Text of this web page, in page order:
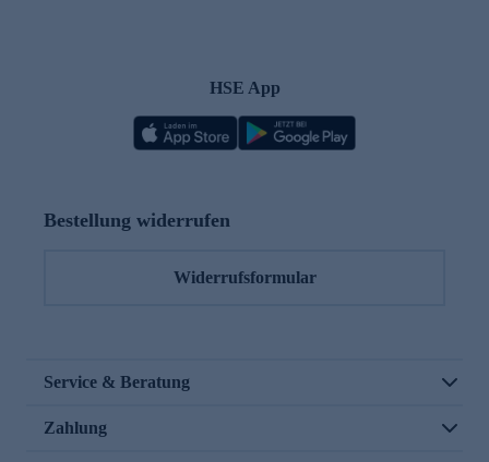
HSE App
Bestellung widerrufen
Widerrufsformular
Service & Beratung
Zahlung